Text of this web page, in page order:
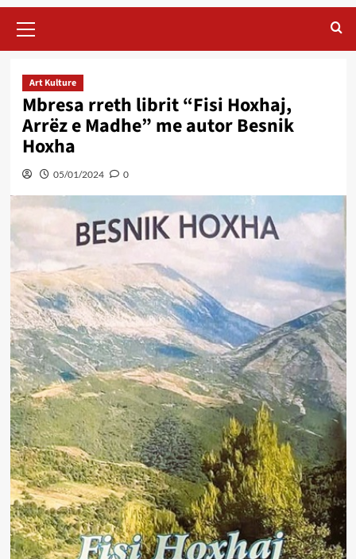
Menu
Art Kulture
Mbresa rreth librit “Fisi Hoxhaj,
Arrëz e Madhe” me autor Besnik
Hoxha
05/01/2024 0